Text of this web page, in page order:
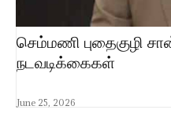
செம்மணி புதைகுழி
நடவடிக்கைகள்
June 25, 2026